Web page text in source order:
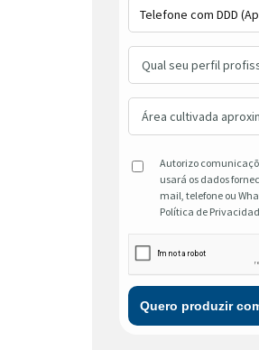
Autorizo
usará os dados
mail, telefone ou
Política de